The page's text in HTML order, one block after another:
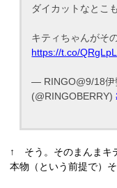
ダイカットなとこ
キティちゃんがそ
https://t.co/
— RINGO@9/18伊
(@RINGOBERRY)
↑ そう。そのまんまキ
本物（という前提で）